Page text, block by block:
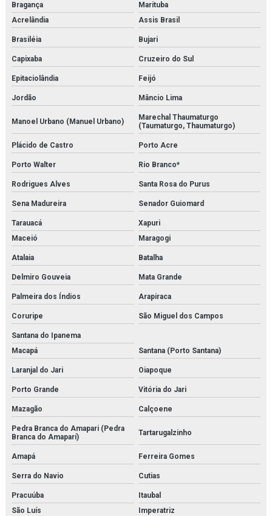
Serviço de inspeção de vasos de pressão
Serviço de instalação de caldeira
Serviço de instalação de chillers
Serviço de instalação de trocadores de calor
Serviço de limpeza química de trocador de calor
Serviço de manutenção e aferição em válvulas de segurança
Serviço de manutenção e calibração de válvula de segurança
Serviço de manutenção de válvulas
Serviço de medição de espessura de tubulação
Serviço de montagem de tubulações
Serviço de montagens industriais
Sistema multi barreira para filtração de co2
Sondex
Temporizador danfoss
Tetpor air
Trocador de calor brasado
Trocador de calor a placas
Valvula balanceadora
Válvula de controle de pressão
Válvula de controle de temperatura
Bragança
Marituba
Acrelândia
Assis Brasil
Brasiléia Bujari
Capixaba Cruzeiro do Sul
Epitaciolândia Feijó
Jordão Mâncio Lima
Manoel Urbano (Manuel Urbano)
Marechal Thaumaturgo
(Taumaturgo, Thaumaturgo)
Plácido de Castro Porto Acre
Porto Walter Rio Branco*
Rodrigues Alves Santa Rosa do Purus
Sena Madureira Senador Guiomard
Tarauacá
Xapuri
Maceió
Maragogi
Atalaia Batalha
Delmiro Gouveia Mata Grande
Palmeira dos Índios Arapiraca
Coruripe São Miguel dos Campos
Santana do Ipanema
Macapá
Santana (Porto Santana)
Laranjal do Jari Oiapoque
Porto Grande Vitória do Jari
Mazagão Calçoene
Pedra Branca do Amapari (Pedra
Branca do Amaparí)
Tartarugalzinho
Amapá Ferreira Gomes
Serra do Navio Cutias
Pracuúba
Itaubal
São Luís
Imperatriz